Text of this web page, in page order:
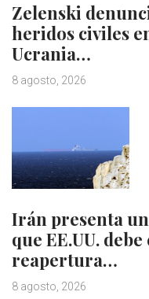
Zelenski
heridos civiles
Ucrania…
8 agosto, 2026
Irán presenta
que EE.UU.
reapertura…
8 agosto, 2026